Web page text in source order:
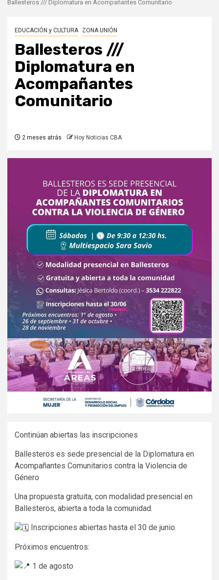
Ballesteros /// Diplomatura en Acompañantes Comunitario
EDUCACIÓN y CULTURA ZONA UNIÓN
Ballesteros ///
Diplomatura en
Acompañantes
Comunitario
2 meses atrás Hoy Noticias CBA
Continúan abiertas las inscripciones
Ballesteros es sede presencial de la Diplomatura en
Acompañantes Comunitarios contra la Violencia de
Género
Una propuesta gratuita, con modalidad presencial en
Ballesteros, abierta a toda la comunidad.
Inscripciones abiertas hasta el 30 de junio.
Próximos encuentros:
1 de agosto